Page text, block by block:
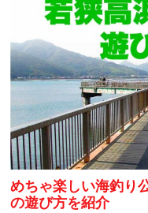
めちゃ楽しい海釣り
の遊び方を紹介